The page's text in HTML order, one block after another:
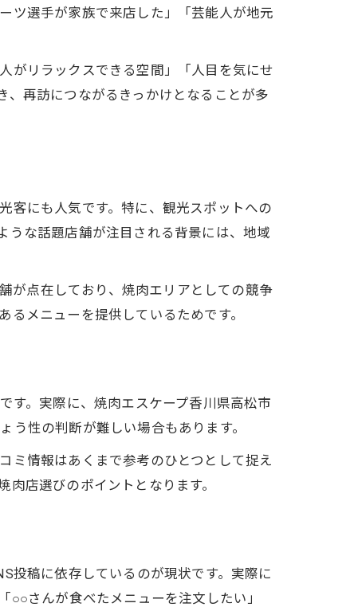
ツ選手が家族で来店した」「芸能人が地元
がリラックスできる空間」「人目を気にせ
、再訪につながるきっかけとなることが多
客にも人気です。特に、観光スポットへの
うな話題店舗が注目される背景には、地域
が点在しており、焼肉エリアとしての競争
メニューを提供しているためです。
す。実際に、焼肉エスケープ香川県高松市
性の判断が難しい場合もあります。
ミ情報はあくまで参考のひとつとして捉え
店選びのポイントとなります。
投稿に依存しているのが現状です。実際に
さんが食べたメニューを注文したい」